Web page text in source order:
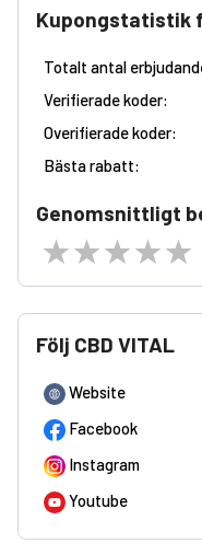
Kupongstatistik
Totalt antal
Verifierade koder:
Overifierade koder:
Bästa rabatt:
Genomsnittligt
Följ CBD VITAL
Website
Facebook
Instagram
Youtube